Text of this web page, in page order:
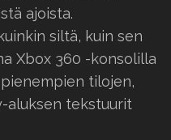
ajoista.
siltä, kuin sen
Xbox 360 -konsolilla
tilojen,
aluksen tekstuurit